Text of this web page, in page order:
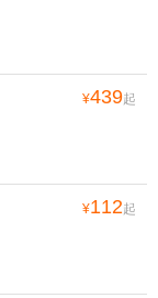
¥439起
¥112起